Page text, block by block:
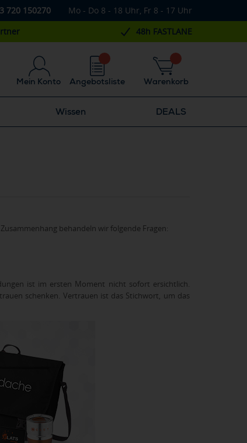
720 150270 Mo - Do 8 - 18 Uhr, Fr 8 - 17 Uhr
48h FASTLANE
Mein Konto Warenkorb
Angebotsliste
Wissen DEALS
behandeln wir folgende Fragen:
ist im ersten Moment nicht sofort ersichtlich.
schenken. Vertrauen ist das Stichwort, um das